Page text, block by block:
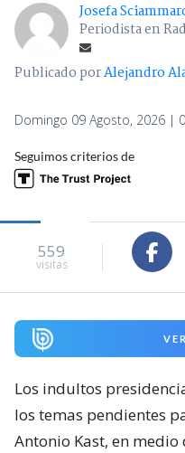
Josefa
Periodista en
Publicado porAlejandro
Domingo 09 Agosto, 2026 |
Seguimos criterios de
559
visitas
Los indultos
los temas pendientes
Antonio Kast, en medio